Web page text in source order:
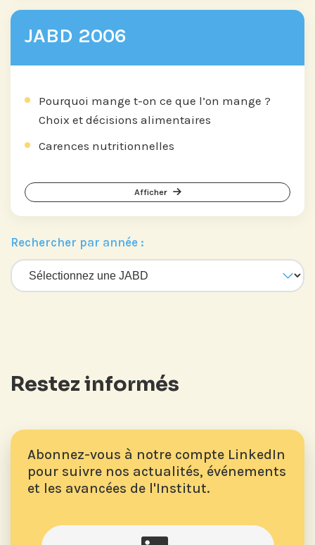
JABD 2006
Pourquoi mange t-on ce que l’on mange ?
Choix et décisions alimentaires
Carences nutritionnelles
Afficher
Rechercher par année :
Restez informés
Abonnez-vous à notre compte LinkedIn
pour suivre nos actualités, événements
et les avancées de l'Institut.